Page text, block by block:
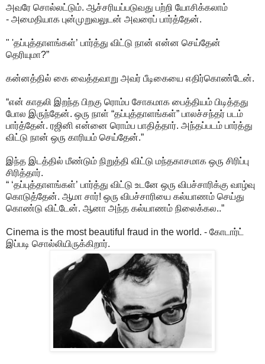
அவரே சொல்லட்டும். ஆச்சரியப்படுவது பற்றி யோசிக்கலாம்
- அமைதியாக புன்முறுவலுடன் அவரைப் பார்த்தேன்.
" 'தப்புத்தாளங்கள்’ பார்த்து விட்டு நான் என்ன செய்தேன்
தெரியுமா?”
கன்னத்தில் கை வைத்தவாறு அவர் பீடிகையை எதிர்கொண்டேன்.
“என் காதலி இறந்த பிறகு ரொம்ப சோகமாக பைத்தியம் பிடித்தது
போல இருந்தேன். ஒரு நாள் “தப்புத்தாளங்கள்” பாலச்சந்தர் படம்
பார்த்தேன். ரஜினி என்னை ரொம்ப பாதித்தார். அந்தப்படம் பார்த்து
விட்டு நான் ஒரு காரியம் செய்தேன்.”
இந்த இடத்தில் மீண்டும் நிறுத்தி விட்டு மந்தகாசமாக ஒரு சிரிப்பு
சிரித்தார்.
“ ‘தப்புத்தாளங்கள்’ பார்த்து விட்டு உடனே ஒரு விபச்சாரிக்கு வாழ்வு
கொடுத்தேன். ஆமா சார்! ஒரு விபச்சாரியை கல்யாணம் செய்து
கொண்டு விட்டேன். ஆனா அந்த கல்யாணம் நிலைக்கல..”
Cinema is the most beautiful fraud in the world. - கோடார்ட்
இப்படி சொல்லியிருக்கிறார்.